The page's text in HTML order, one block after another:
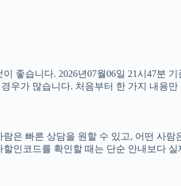
좋습니다. 2026년07월06일 21시47분
우가 많습니다. 처음부터 한 가지 내용
은 빠른 상담을 원할 수 있고, 어떤 사
인코드를 확인할 때는 단순 안내보다